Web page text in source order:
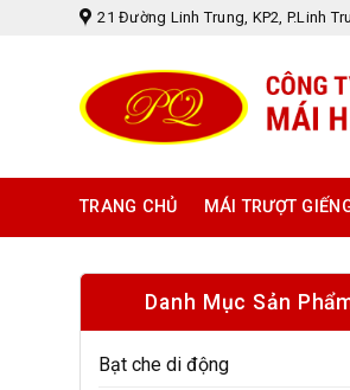
21 Đường Linh Trung, KP2, P.Linh
TRANG CHỦ MÁI TRƯỢT
Danh Mục Sản
Bạt che di động